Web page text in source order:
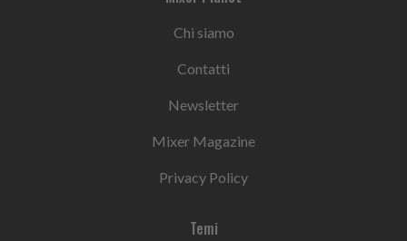
Chi siamo
Contatti
Newsletter
Mixer Magazine
Privacy Policy
Temi